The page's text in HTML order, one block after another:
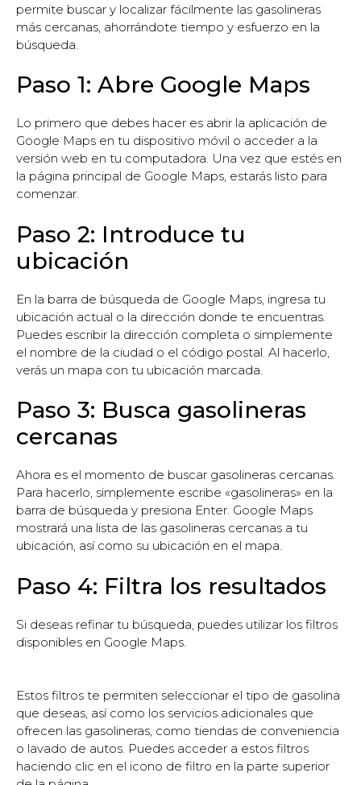
permite buscar y localizar fácilmente las gasolineras
más cercanas, ahorrándote tiempo y esfuerzo en la
búsqueda.
Paso 1: Abre Google Maps
Lo primero que debes hacer es abrir la aplicación de
Google Maps en tu dispositivo móvil o acceder a la
versión web en tu computadora. Una vez que estés en
la página principal de Google Maps, estarás listo para
comenzar.
Paso 2: Introduce tu
ubicación
En la barra de búsqueda de Google Maps, ingresa tu
ubicación actual o la dirección donde te encuentras.
Puedes escribir la dirección completa o simplemente
el nombre de la ciudad o el código postal. Al hacerlo,
verás un mapa con tu ubicación marcada.
Paso 3: Busca gasolineras
cercanas
Ahora es el momento de buscar gasolineras cercanas.
Para hacerlo, simplemente escribe «gasolineras» en la
barra de búsqueda y presiona Enter. Google Maps
mostrará una lista de las gasolineras cercanas a tu
ubicación, así como su ubicación en el mapa.
Paso 4: Filtra los resultados
Si deseas refinar tu búsqueda, puedes utilizar los filtros
disponibles en Google Maps.
Estos filtros te permiten seleccionar el tipo de gasolina
que deseas, así como los servicios adicionales que
ofrecen las gasolineras, como tiendas de conveniencia
o lavado de autos. Puedes acceder a estos filtros
haciendo clic en el icono de filtro en la parte superior